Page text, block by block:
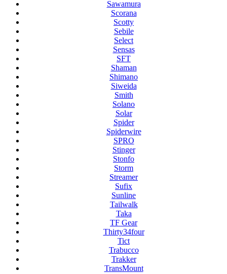
Sawamura
Scorana
Scotty
Sebile
Select
Sensas
SFT
Shaman
Shimano
Siweida
Smith
Solano
Solar
Spider
Spiderwire
SPRO
Stinger
Stonfo
Storm
Streamer
Sufix
Sunline
Tailwalk
Taka
TF Gear
Thirty34four
Tict
Trabucco
Trakker
TransMount